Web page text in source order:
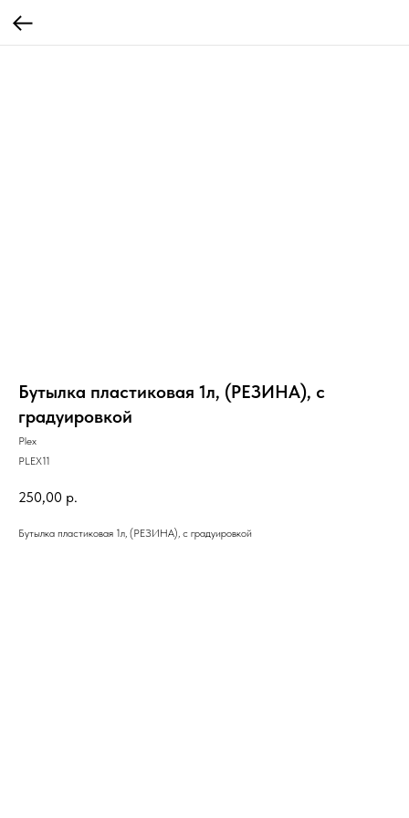
Бутылка пластиковая 1л, (РЕЗИНА), с
градуировкой
Plex
PLEX11
250,00 р.
Бутылка пластиковая 1л, (РЕЗИНА), с градуировкой